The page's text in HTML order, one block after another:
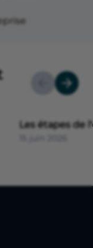
Les étapes de